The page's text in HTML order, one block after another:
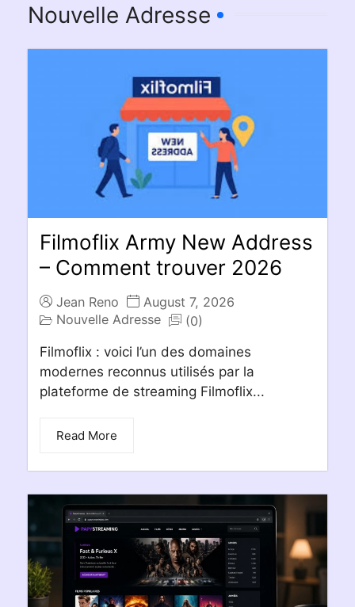
Nouvelle Adresse
Filmoflix Army New Address
– Comment trouver 2026
Jean Reno
August 7, 2026
Nouvelle Adresse
(0)
Filmoflix : voici l’un des domaines
modernes reconnus utilisés par la
plateforme de streaming Filmoflix...
Read More